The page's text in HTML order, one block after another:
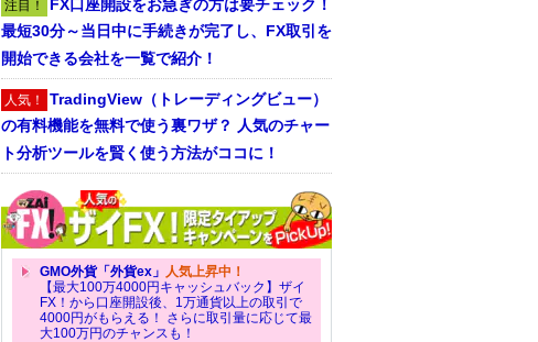
注目！ FX口座開設をお急ぎの方は要チェック！
最短30分～当日中に手続きが完了し、FX取引を
開始できる会社を一覧で紹介！
人気！ TradingView（トレーディングビュー）
の有料機能を無料で使う裏ワザ？ 人気のチャー
ト分析ツールを賢く使う方法がココに！
GMO外貨「外貨ex」 人気上昇中！
【最大100万4000円キャッシュバック】ザイ
FX！から口座開設後、1万通貨以上の取引で
4000円がもらえる！ さらに取引量に応じて最
大100万円のチャンスも！